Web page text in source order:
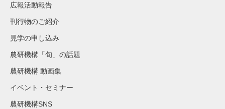
広報活動報告
刊行物のご紹介
見学の申し込み
農研機構「旬」の話題
農研機構 動画集
イベント・セミナー
農研機構SNS